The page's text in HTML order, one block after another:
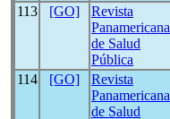
113 [GO]
Revista
Panamericana
de Salud
Pública
114 [GO]
Revista
Panamericana
de Salud